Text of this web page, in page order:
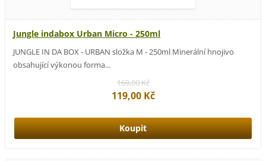
Jungle indabox Urban Micro - 250ml
JUNGLE IN DA BOX - URBAN složka M - 250ml Minerální hnojivo
obsahující výkonou forma...
169,00 Kč
119,00 Kč